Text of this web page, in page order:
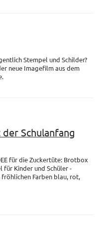
Stempel und Schilder?
neue Imagefilm aus dem
Schulanfang
für die Zuckertüte: Brotbox
Kinder und Schüler -
Farben blau, rot,